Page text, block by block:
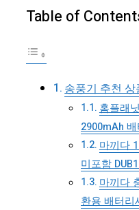
Table of
송풍기 추천
홈플래
2900mAh
마끼다
미포함
마끼다
환용 배터리